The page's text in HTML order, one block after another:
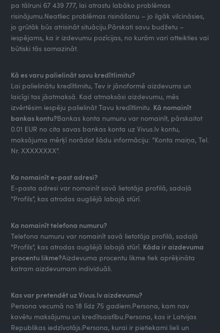
pa tālruni 67 439 777, lai atrastu labāko problēmas
risinājumu.Neatliec problēmas risināšanu – jo ilgāk vilcināsies,
jo grūtāk būs atrisināt situāciju.Pārskati savu budžetu –
iespējams, ka ir izdevumu pozīcijas, no kurām vari atteikties vai
būtiski tās samazināt.
Kā es varu palielināt savu kredītlimitu?
Lai palielinātu kredītlimitu, Tev ir jānoformē aizdevums un
laicīgi tas jāatmaksā. Kad atmaksāsi aizdevumu, mēs
izvērtēsim iespēju palielināt Tavu kredītlimitu. Kā nomainīt
bankas kontu?Bankas konta numuru var nomainīt, pārskaitot
0.01 EUR no cita savas bankas konta uz Vivus.lv kontu,
maksājuma mērķī norādot šādu informāciju: "Konta maiņa, Tel.
Nr. XXXXXXXX".
Ka nomainīt e-past adresi?
E-pasta adresi var nomainīt savā lietotāja profilā, sadaļā
"Profils", kas atrodas augšējā labajā stūrī.
Ka nomainīt telefona numuru?
Telefona numuru var nomainīt savā lietotāja profilā, sadaļā
"Profils", kas atrodas augšējā labajā stūrī. Kāda ir aizdevuma
procentu likme?Aizdevuma procentu likme tiek aprēķināta
katram aizdevumam individuāli.
Kas var pretendēt uz Vivus.lv aizdevumu?
Persona vecumā no 18 līdz 75 gadiem.Persona, kam nav
kavētu maksājumu un kredītsaistību.Persona, kas ir Latvijas
Republikas iedzīvotājs.Persona, kurai ir pietiekami lieli un